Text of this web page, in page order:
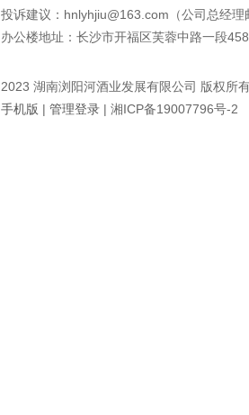
投诉建议：hnlyhjiu@163.com（公司总经理
办公楼地址：长沙市开福区芙蓉中路一段
2023 湖南浏阳河酒业发展有限公司 版权所
手机版 | 管理登录 | 湘ICP备19007796号-2